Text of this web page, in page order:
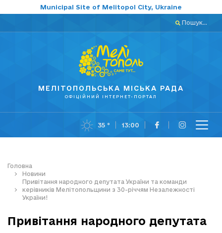
Municipal Site of Melitopol City, Ukraine
Пошук...
МЕЛІТОПОЛЬСЬКА МІСЬКА РАДА
ОФІЦІЙНИЙ ІНТЕРНЕТ-ПОРТАЛ
35 ° 13:00
Головна
Новини
Привітання народного депутата України та команди
керівників Мелітопольщини з 30-річчям Незалежності
України!
Привітання народного депутата